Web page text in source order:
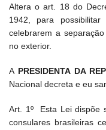
Altera o art. 18 do
1942, para possibilitar
celebrarem a
no exterior.
A PRESIDENTA DA
Nacional decreta e eu
Art. 1º Esta Lei dispõe
consulares brasileiras